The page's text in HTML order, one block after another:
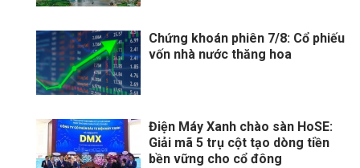
Chứng khoán phiên 7/8: Cổ phiếu
vốn nhà nước thăng hoa
Điện Máy Xanh chào sàn HoSE:
Giải mã 5 trụ cột tạo dòng tiền
bền vững cho cổ đông